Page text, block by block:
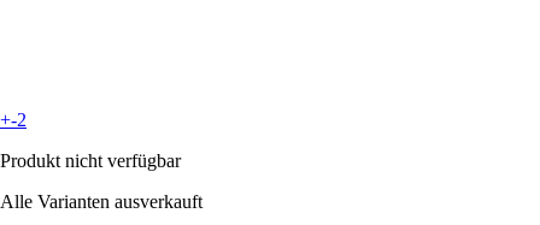
+-2
Produkt nicht verfügbar
Alle Varianten ausverkauft